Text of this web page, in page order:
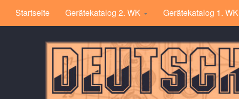
Startseite Gerätekatalog 2. WK Gerätekatalog 1. WK